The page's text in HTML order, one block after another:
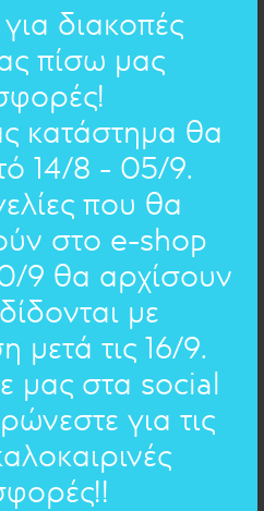
ΒΡΑΧΙΟΛΙ
ΠΡΟΣΦΟΡΑ
διακοπές
πίσω μας
κατάστημα θα
14/8 - 05/9.
που θα
στο e-shop
9 θα αρχίσουν
με
μετά τις 16/9.
μας στα social
για τις